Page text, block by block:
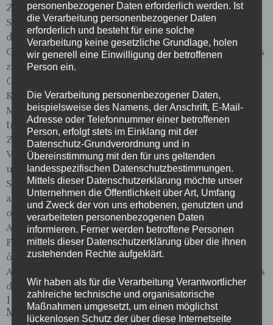
Zeitschrift der Straße und die aktuelle #130
SANDSTRASSE zum Verkaufspreis ausgegeben. Für
die Mutigen, ob groß oder klein, gab es wie immer die
Chance ihr Geschick am „heißen Draht“ unter Beweis
zu stellen. Als Belognung gab es kleine aber bunte
Gewinne abzustauben. Fotos: Julia KnöllReferentin
Kommunikation & Social
MediaUnternehmenskommunikation Verein für
Innere Mission Bremen Die Verkaufspersonen der
Zeitschrift der Straße haben fest zugewiesene
Verkaufsplätze. An diesen Standorten können Sie
unsere Verkaufenden antreffen: Vollbildanzeige
Sollten Sie wider Erwarten keine Verkaufsperson
antreffen, können Sie Ausgaben in Ausnahmefällen
online per Einzelbestellung erwerben. Die aktuellste
Ausgabe ist jedoch nur auf der Straße zu erwerben.
Für alle Auswärtigen sowie für Bremer Vereine,
öffentliche Einrichtungen, Kneipen, Cafés, Hotels,
Arztpraxen, Frisiersalons, Anwaltskanzleien etc. gibt es
die Zeitschrift der Straße übrigens auch im Abo.
10. September 2025
Meldung
personenbezogener Daten erforderlich werden. Ist
die Verarbeitung personenbezogener Daten
erforderlich und besteht für eine solche
Verarbeitung keine gesetzliche Grundlage, holen
wir generell eine Einwilligung der betroffenen
Person ein.
Die Verarbeitung personenbezogener Daten,
beispielsweise des Namens, der Anschrift, E-Mail-
Adresse oder Telefonnummer einer betroffenen
Person, erfolgt stets im Einklang mit der
Datenschutz-Grundverordnung und in
Übereinstimmung mit den für uns geltenden
landesspezifischen Datenschutzbestimmungen.
Mittels dieser Datenschutzerklärung möchte unser
Unternehmen die Öffentlichkeit über Art, Umfang
und Zweck der von uns erhobenen, genutzten und
verarbeiteten personenbezogenen Daten
informieren. Ferner werden betroffene Personen
mittels dieser Datenschutzerklärung über die ihnen
zustehenden Rechte aufgeklärt.
Wir haben als für die Verarbeitung Verantwortlicher
zahlreiche technische und organisatorische
Maßnahmen umgesetzt, um einen möglichst
lückenlosen Schutz der über diese Internetseite